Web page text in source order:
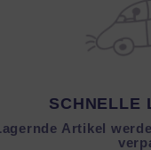
SCHNELLE
Artikel